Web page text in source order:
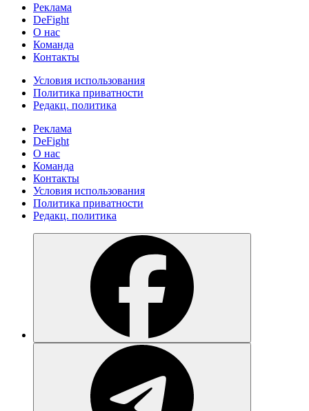
Реклама
DeFight
О нас
Команда
Контакты
Условия использования
Политика приватности
Редакц. политика
Реклама
DeFight
О нас
Команда
Контакты
Условия использования
Политика приватности
Редакц. политика